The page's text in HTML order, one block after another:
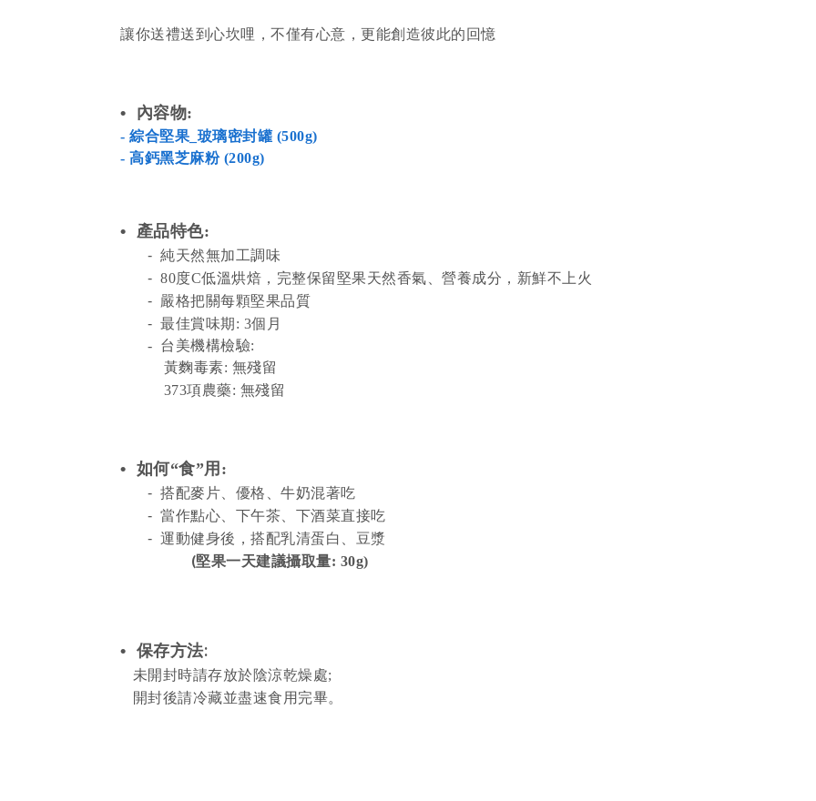
讓你送禮送到心坎哩，不僅有心意，更能創造彼此的回憶
• 內容物:
- 綜合堅果_玻璃密封罐 (500g)
- 高鈣黑芝麻粉 (200g)
• 產品特色:
-純天然無加工調味
-80度C低溫烘焙，完整保留堅果天然香氣、營養成分，新鮮不上火
- 嚴格把關每顆堅果品質
- 最佳賞味期: 3個月
- 台美機構檢驗:
黃麴毒素: 無殘留
373項農藥: 無殘留
• 如何“食”用 :
-搭配麥片、優格、牛奶混著吃
-當作點心、下午茶、下酒菜直接吃
-運動健身後，搭配乳清蛋白、豆漿
(堅果一天建議攝取量: 30g)
• 保存方法:
未開封時請存放於陰涼乾燥處;
開封後請冷藏並盡速食用完畢。